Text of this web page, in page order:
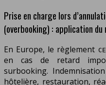
Prise en charge lors
(overbooking) : application
En Europe, le règlement
en cas de retard
surbooking.
hôtelière, restauration,